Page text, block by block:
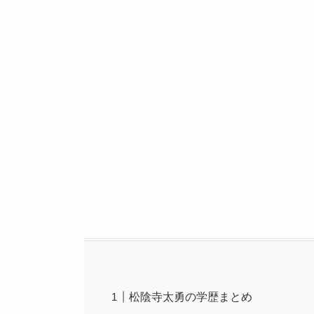
松陰寺太勇の学歴まとめ